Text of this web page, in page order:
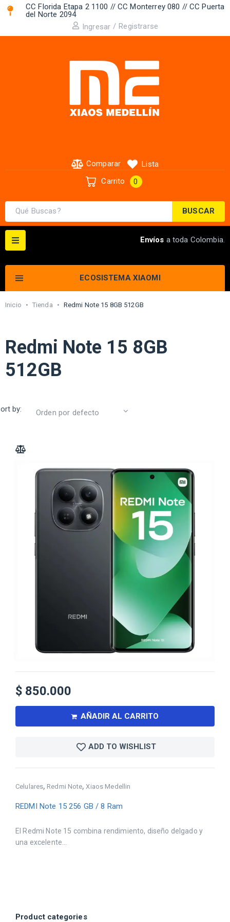
CC Florida Etapa 2 1100 // CC Monterrey 080 // CC Puerta
del Norte 2094 ​
Ingresar / Registrarse
BUSCAR
Comparar
Lista
Carrito
0
ECOSISTEMA XIAOMI
Envíos a toda Colombia.
Inicio • Tienda • Redmi Note 15 8GB 512GB
Redmi Note 15 8GB
512GB
Product categories
by:
Celulares, Redmi Note,Xiaos Medellin
REDMI Note 15 256 GB / 8 Ram
El Redmi Note 15 combina rendimiento, diseño delgado y
una excelente...
$ 850.000
AÑADIR AL CARRITO
ADD TO WISHLIST